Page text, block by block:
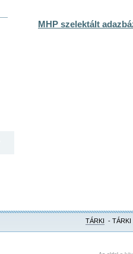
MHP szelektált
TÁRKI - TÁRKI